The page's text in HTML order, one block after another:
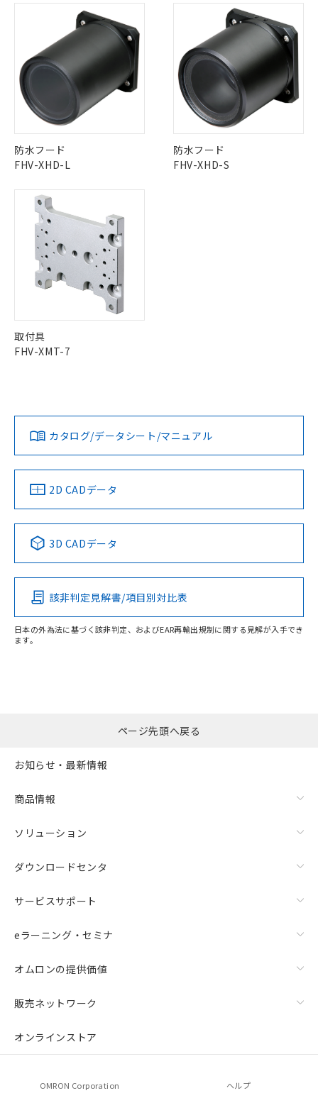
防水フード
FHV-XHD-L
防水フード
FHV-XHD-S
取付具
FHV-XMT-7
カタログ/データシート/マニュアル
2D CADデータ
3D CADデータ
該非判定見解書/項目別対比表
日本の外為法に基づく該非判定、およびEAR再輸出規制に関する見解が入手でき
ます。
ページ先頭へ戻る
お知らせ・最新情報
商品情報
ソリューション
ダウンロードセンタ
サービスサポート
eラーニング・セミナ
オムロンの提供価値
販売ネットワーク
オンラインストア
OMRON Corporation ヘルプ